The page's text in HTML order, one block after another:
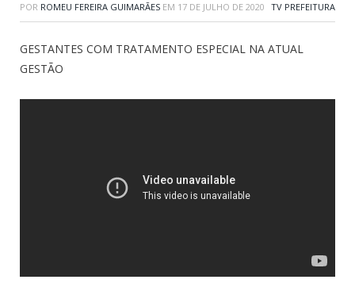
POR ROMEU FEREIRA GUIMARÃES EM 17 DE JULHO DE 2020 TV PREFEITURA
GESTANTES COM TRATAMENTO ESPECIAL NA ATUAL
GESTÃO